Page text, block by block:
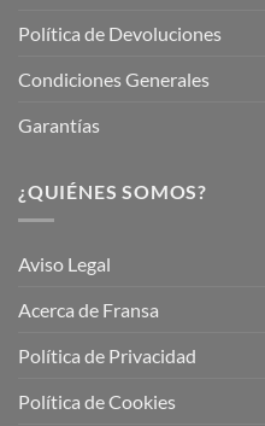
Política de Devoluciones
Condiciones Generales
Garantías
¿QUIÉNES SOMOS?
Aviso Legal
Acerca de Fransa
Política de Privacidad
Política de Cookies